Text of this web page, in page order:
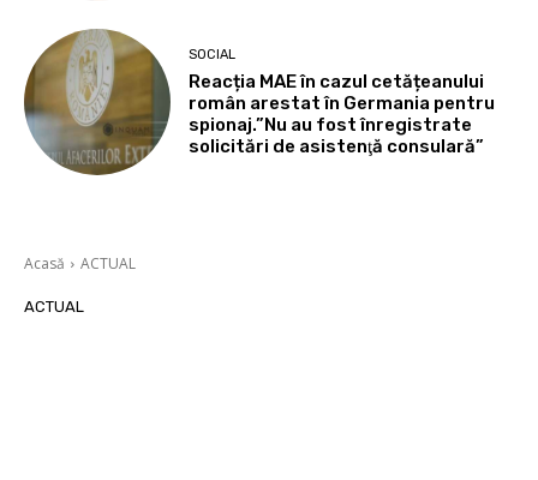
SOCIAL
Reacția MAE în cazul cetățeanului
român arestat în Germania pentru
spionaj.”Nu au fost înregistrate
solicitări de asistenţă consulară”